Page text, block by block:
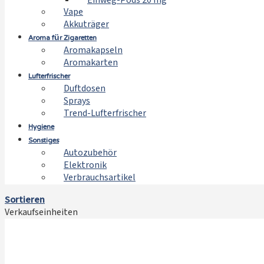
Vape
Akkuträger
Aroma für Zigaretten
Aromakapseln
Aromakarten
Lufterfrischer
Duftdosen
Sprays
Trend-Lufterfrischer
Hygiene
Sonstiges
Autozubehör
Elektronik
Verbrauchsartikel
Sortieren
Verkaufseinheiten